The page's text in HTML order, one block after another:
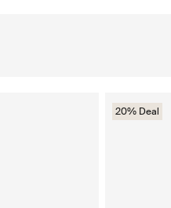
20% Deal